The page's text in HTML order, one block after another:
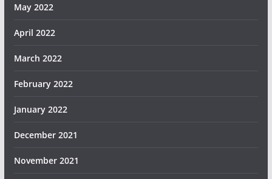
May 2022
April 2022
March 2022
February 2022
January 2022
December 2021
November 2021